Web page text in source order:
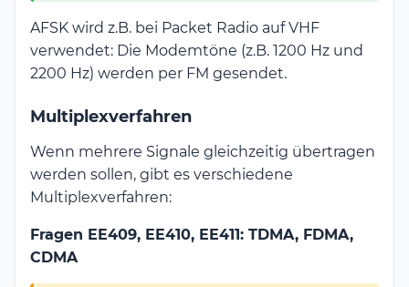
AFSK wird z.B. bei Packet Radio auf VHF
verwendet: Die Modemtöne (z.B. 1200 Hz und
2200 Hz) werden per FM gesendet.
Multiplexverfahren
Wenn mehrere Signale gleichzeitig übertragen
werden sollen, gibt es verschiedene
Multiplexverfahren:
Fragen EE409, EE410, EE411: TDMA, FDMA,
CDMA